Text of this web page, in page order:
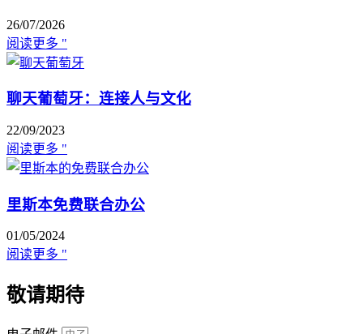
26/07/2026
阅读更多 "
聊天葡萄牙：连接人与文化
22/09/2023
阅读更多 "
里斯本免费联合办公
01/05/2024
阅读更多 "
敬请期待